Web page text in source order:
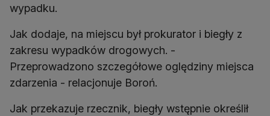
wypadku.
Jak dodaje, na miejscu był prokurator i biegły z
zakresu wypadków drogowych. -
Przeprowadzono szczegółowe oględziny miejsca
zdarzenia - relacjonuje Boroń.
Jak przekazuje rzecznik, biegły wstępnie określił